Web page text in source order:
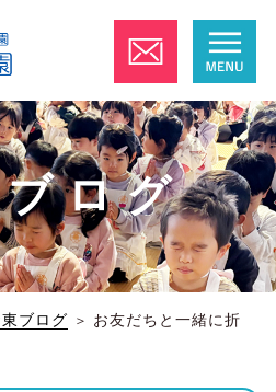
ログ
東ブログ ＞ お友だちと一緒に折